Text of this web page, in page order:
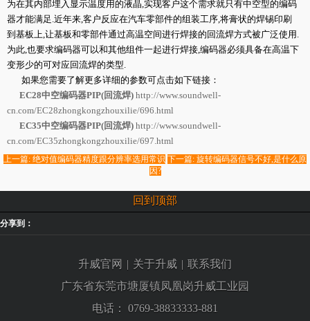
为在其内部埋入显示温度用的液晶,实现客户这个需求就只有中空型的编码
器才能满足.近年来,客户反应在汽车零部件的组装工序,将膏状的焊锡印刷
到基板上,让基板和零部件通过高温空间进行焊接的回流焊方式被广泛使用.
为此,也要求编码器可以和其他组件一起进行焊接,编码器必须具备在高温下
变形少的可对应回流焊的类型.
如果您需要了解更多详细的参数可点击如下链接：
EC28中空编码器PIP(回流焊) http://www.soundwell-
cn.com/EC28zhongkongzhouxilie/696.html
EC35中空编码器PIP(回流焊) http://www.soundwell-
cn.com/EC35zhongkongzhouxilie/697.html
上一篇: 绝对值编码器精度跟分辨率选用常识 下一篇: 旋转编码器信号不好,是什么原
因?
回到顶部
分享到：
升威官网 关于升威
联系我们
广东省东莞市塘厦镇凤凰岗升威工业园
电话： 0769-38833333-881